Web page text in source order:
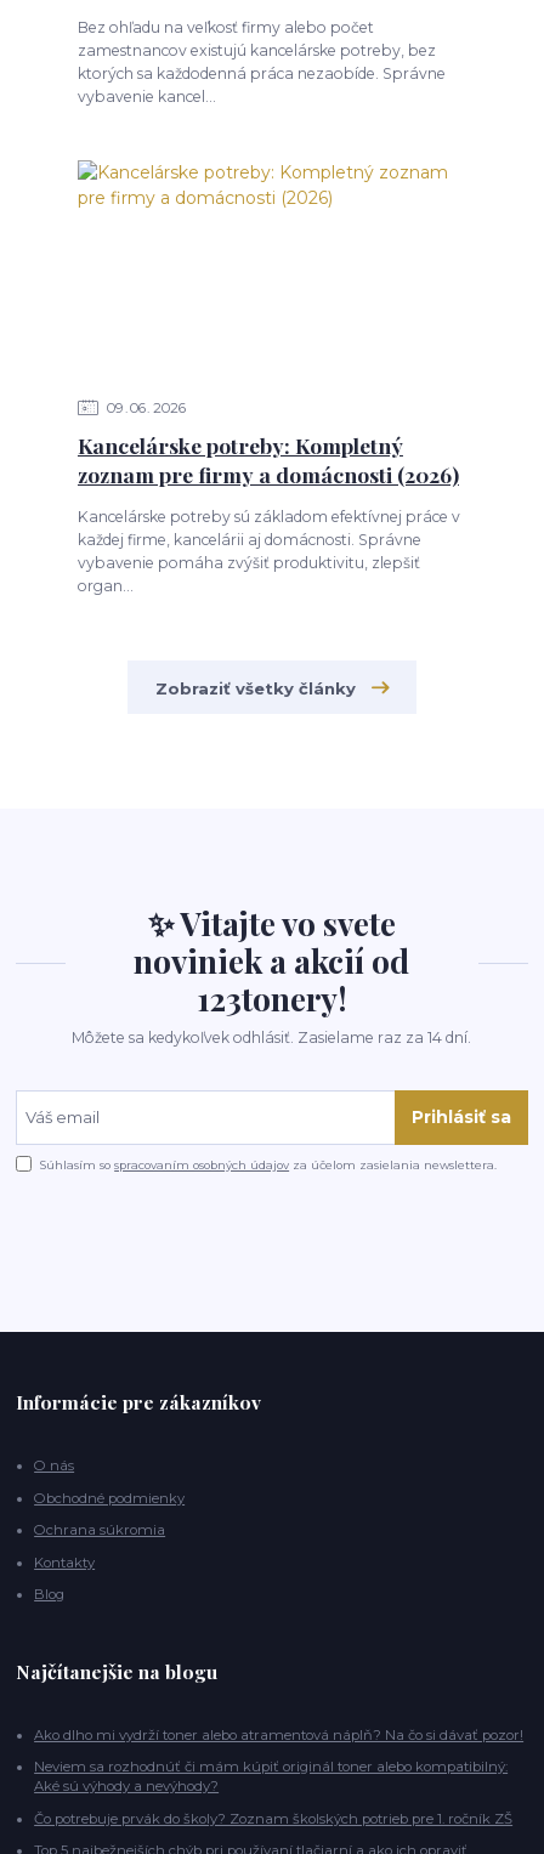
Bez ohľadu na veľkosť firmy alebo počet
zamestnancov existujú kancelárske potreby, bez
ktorých sa každodenná práca nezaobíde. Správne
vybavenie kancel...
09 06 2026
Kancelárske potreby: Kompletný
zoznam pre firmy a domácnosti (2026)
Kancelárske potreby sú základom efektívnej práce v
každej firme, kancelárii aj domácnosti. Správne
vybavenie pomáha zvýšiť produktivitu, zlepšiť
organ...
Zobraziť všetky články
✨ Vitajte vo svete
noviniek a akcií od
123tonery!
Môžete sa kedykoľvek odhlásiť. Zasielame raz za 14 dní.
Prihlásiť sa
Súhlasím sospracovaním osobných údajov za účelom zasielania newslettera.
Informácie pre zákazníkov
O nás
Obchodné podmienky
Ochrana súkromia
Kontakty
Blog
Najčítanejšie na blogu
Ako dlho mi vydrží toner alebo atramentová náplň? Na čo si dávať pozor!
Neviem sa rozhodnúť či mám kúpiť originál toner alebo kompatibilný:
Aké sú výhody a nevýhody?
Čo potrebuje prvák do školy? Zoznam školských potrieb pre 1. ročník ZŠ
Top 5 najbežnejších chýb pri používaní tlačiarní a ako ich opraviť